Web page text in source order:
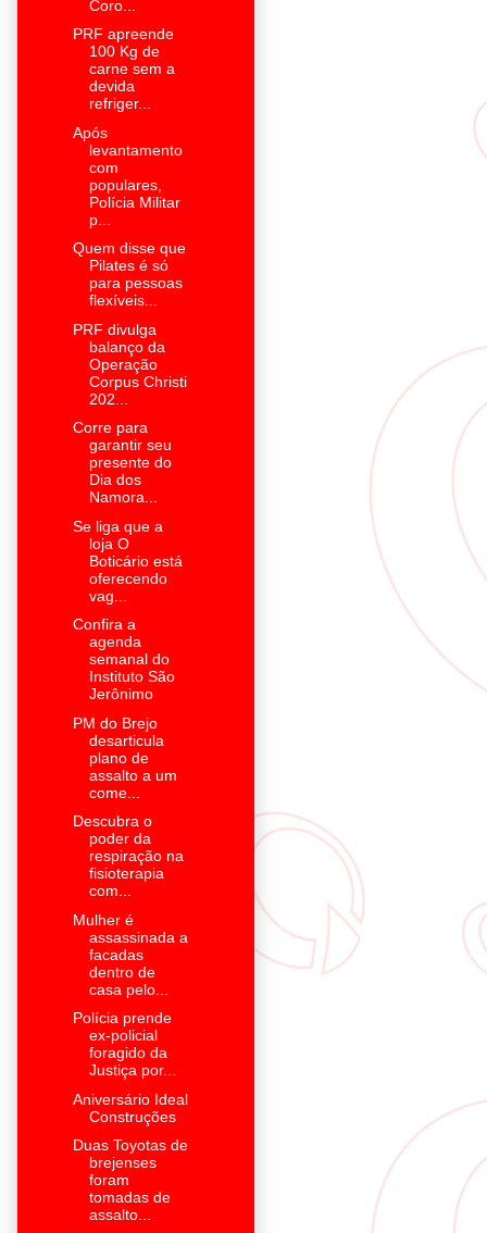
Coro...
PRF apreende
100 Kg de
carne sem a
devida
refriger...
Após
levantamento
com
populares,
Polícia Militar
p...
Quem disse que
Pilates é só
para pessoas
flexíveis...
PRF divulga
balanço da
Operação
Corpus Christi
202...
Corre para
garantir seu
presente do
Dia dos
Namora...
Se liga que a
loja O
Boticário está
oferecendo
vag...
Confira a
agenda
semanal do
Instituto São
Jerônimo
PM do Brejo
desarticula
plano de
assalto a um
come...
Descubra o
poder da
respiração na
fisioterapia
com...
Mulher é
assassinada a
facadas
dentro de
casa pelo...
Polícia prende
ex-policial
foragido da
Justiça por...
Aniversário Ideal
Construções
Duas Toyotas de
brejenses
foram
tomadas de
assalto...